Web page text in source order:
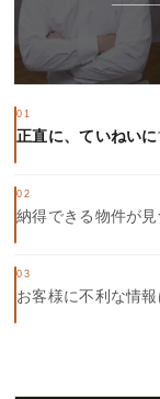
01
正直に、ていねいに
02
納得できる物件が見
03
お客様に不利な情報